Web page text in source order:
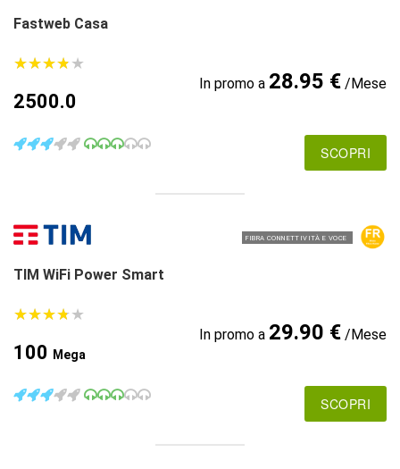
Fastweb Casa
★★★★★
★★★★★
2500.0
In promo a 28.95 €/Mese
SCOPRI
FIBRA CONNETTIVITÀ E VOCE
TIM WiFi Power Smart
★★★★★
★★★★★
100 Mega
In promo a 29.90 €/Mese
SCOPRI